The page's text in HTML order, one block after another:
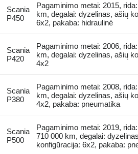
Scania
P450
Pagaminimo metai: 2015,
km, degalai: dyzelinas, ašių
6x2, pakaba: hidraulinė
Scania
P420
Pagaminimo metai: 2006,
km, degalai: dyzelinas, ašių
4x2
Scania
P380
Pagaminimo metai: 2008,
km, degalai: dyzelinas, ašių
4x2, pakaba: pneumatika
Scania
P500
Pagaminimo metai: 2019,
710 000 km, degalai:
konfigūracija: 6x2, pakaba: